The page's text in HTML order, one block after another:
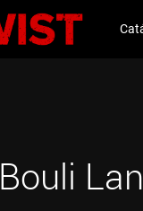
Bouli